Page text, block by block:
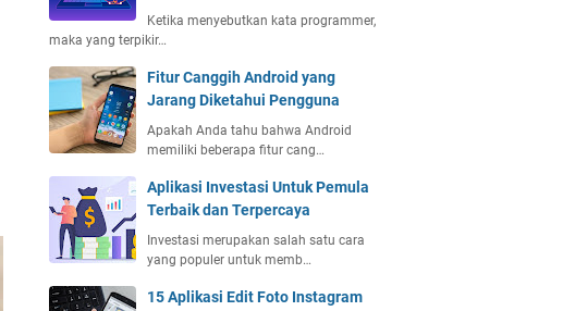
Ketika menyebutkan kata programmer,
maka yang terpikir…
Fitur Canggih Android yang
Jarang Diketahui Pengguna
Apakah Anda tahu bahwa Android
memiliki beberapa fitur cang…
Aplikasi Investasi Untuk Pemula
Terbaik dan Terpercaya
Investasi merupakan salah satu cara
yang populer untuk memb…
15 Aplikasi Edit Foto Instagram